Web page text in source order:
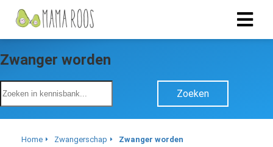
Zwanger worden
Zoeken
Home Zwangerschap Zwanger worden